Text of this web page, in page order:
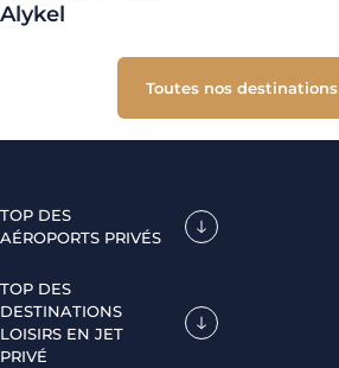
Alykel
Toutes nos destinations
TOP DES
AÉROPORTS PRIVÉS
TOP DES
DESTINATIONS
LOISIRS EN JET
PRIVÉ